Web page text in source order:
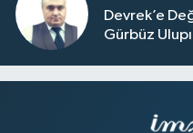
Devrek’e
Gürbüz